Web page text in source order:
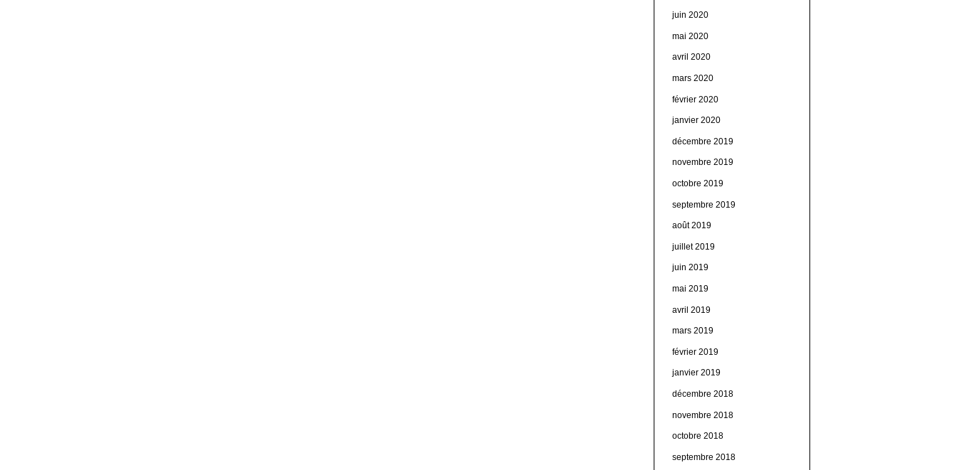
juin 2020
mai 2020
avril 2020
mars 2020
février 2020
janvier 2020
décembre 2019
novembre 2019
octobre 2019
septembre 2019
août 2019
juillet 2019
juin 2019
mai 2019
avril 2019
mars 2019
février 2019
janvier 2019
décembre 2018
novembre 2018
octobre 2018
septembre 2018